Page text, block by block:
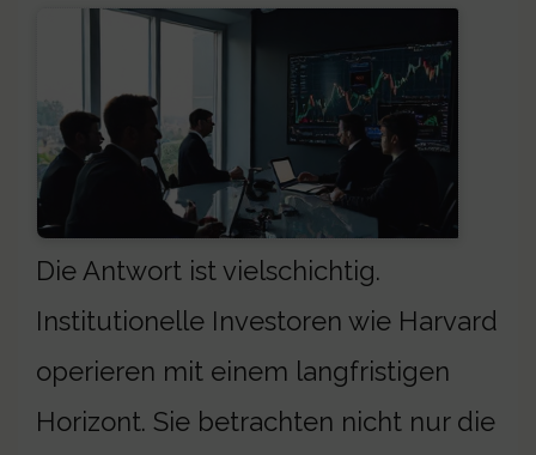
Die Antwort ist vielschichtig.
Institutionelle Investoren wie Harvard
operieren mit einem langfristigen
Horizont. Sie betrachten nicht nur die